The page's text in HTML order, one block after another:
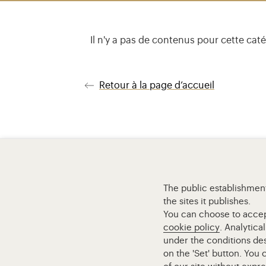
Il n'y a pas de contenus pour cette
Retour à la page d’accueil
The public
the sites it publishes.
You can choose to
cookie policy.
under the conditions
on the 'Set' button. You